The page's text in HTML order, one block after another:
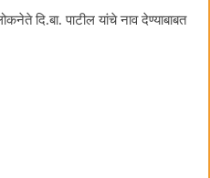
दि.बा. पाटील यांचे नाव देण्याबाबत